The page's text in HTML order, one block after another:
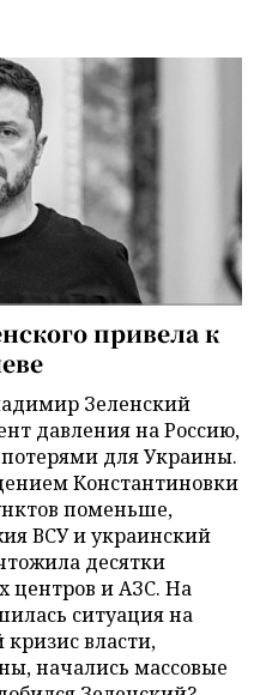
привела к
Зеленский
давления на Россию,
для Украины.
Константиновки
поменьше,
ВСУ и украинский
десятки
центров и АЗС. На
ситуация на
власти,
начались массовые